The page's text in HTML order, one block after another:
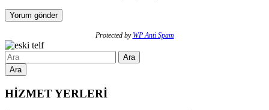
Protected by WP Anti Spam
Ara
HİZMET YERLERİ